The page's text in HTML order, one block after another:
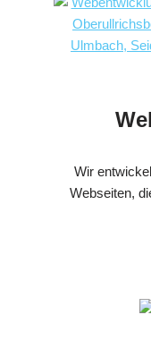
Wir
Webseiten,